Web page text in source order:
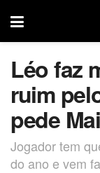
Léo faz
ruim
pede
Jogador tem
do ano e vem